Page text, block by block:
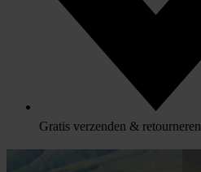
Gratis verzenden & retourneren